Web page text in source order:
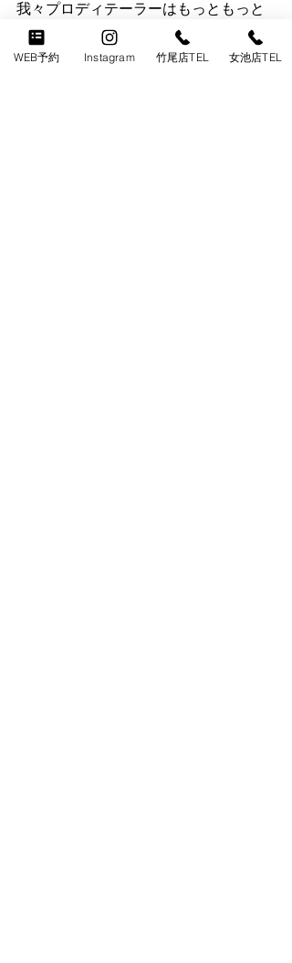
我々プロディテーラーはもっともっと
技術を上げてお客様に感動を提供して
行きます！
WEB予約 Instagram 竹尾店TEL 女池店TEL